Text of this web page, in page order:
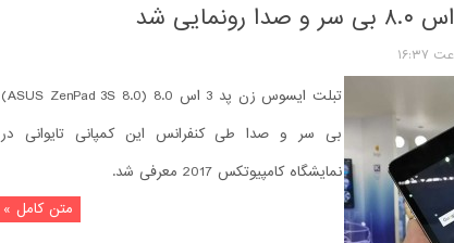
تبلت ایسوس زن پد 3 اس 8.0 (ASUS ZenPad 3S 8.0)
بی سر و صدا طی کنفرانس این کمپانی تایوانی در
نمایشگاه کامپیوتکس 2017 معرفی شد.
متن کامل »